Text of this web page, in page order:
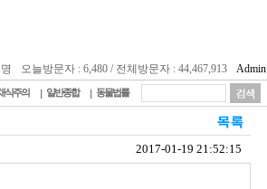
오늘방문자 : 6,480 / 전체방문자 : 44,467,913 Admin
식주의 일반종합 동물법률
2017-01-19 21:52:15